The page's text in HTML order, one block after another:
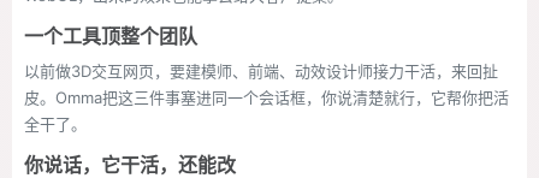
一个工具顶整个团队
以前做3D交互网页，要建模师、前端、动效设计师接力干活，来回扯
皮。Omma把这三件事塞进同一个会话框，你说清楚就行，它帮你把活
全干了。
你说话，它干活，还能改